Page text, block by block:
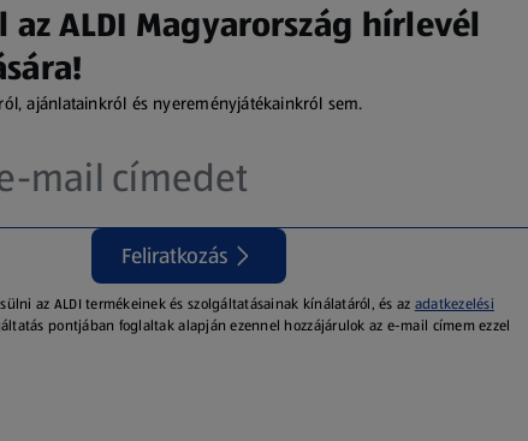
az ALDI Magyarország hírlevél
ajánlatainkról és nyereményjátékainkról sem.
Feliratkozás
az ALDI termékeinek és szolgáltatásainak kínálatáról, és az adatkezelési
pontjában foglaltak alapján ezennel hozzájárulok az e-mail címem ezzel